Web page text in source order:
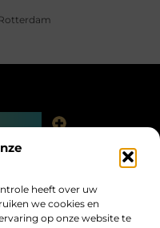
heeft over uw
we cookies en
op onze website te